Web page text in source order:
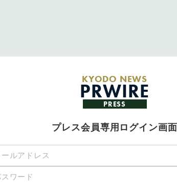
KYODO NEWS
PRWIRE
PRESS
プレス会員専用ログイン画面